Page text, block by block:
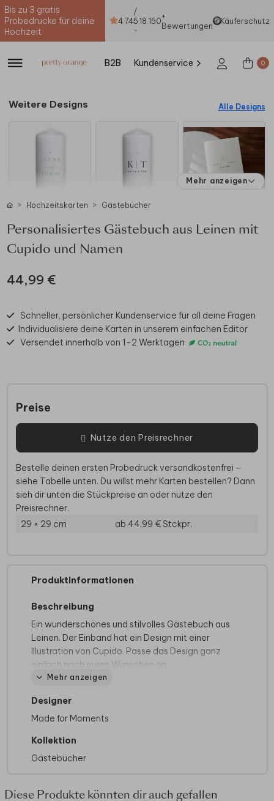
Bis zu 3 gratis
Probedrucke für deine
Hochzeit
4.74
/
5
-
18.150+
Bewertungen
Käuferschutz
B2B Kundenservice 0
Weitere Designs Alle Designs
Mehr anzeigen
Hochzeitskarten Gästebücher
Personalisiertes Gästebuch aus Leinen mit
Cupido und Namen
44,99 €
Schneller, persönlicher Kundenservice für all deine Fragen
Individualisiere deine Karten in unserem einfachen Editor
Versendet innerhalb von 1-2 Werktagen
Preise
Nutze den Preisrechner
Bestelle deinen ersten Probedruck versandkostenfrei –
siehe Tabelle unten. Du willst mehr Karten bestellen? Dann
sieh dir unten die Stückpreise an oder nutze den
Preisrechner.
29 × 29 cm
ab 44,99 €Stckpr.
Produktinformationen
Beschreibung
Ein wunderschönes und stilvolles Gästebuch aus
Leinen. Der Einband hat ein Design mit einer
Illustration von Cupido. Passe das Design ganz
einfach nach euren Wünschen an.
- Besteht aus 40 Seiten (Anzahl nicht
anpassbar)
160 g/m² (kein Druck möglich)
- Foliendruck nicht möglich
Mehr anzeigen
Designer
Made for Moments
Kollektion
Gästebücher
Diese Produkte könnten dir auch gefallen